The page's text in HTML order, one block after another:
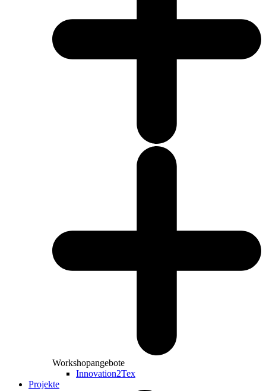
Workshopangebote
Innovation2Tex
Projekte